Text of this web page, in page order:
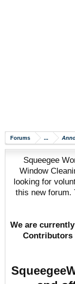
Forums ...
Squeegee
Window
looking for
this new forum.
We are
Contributors